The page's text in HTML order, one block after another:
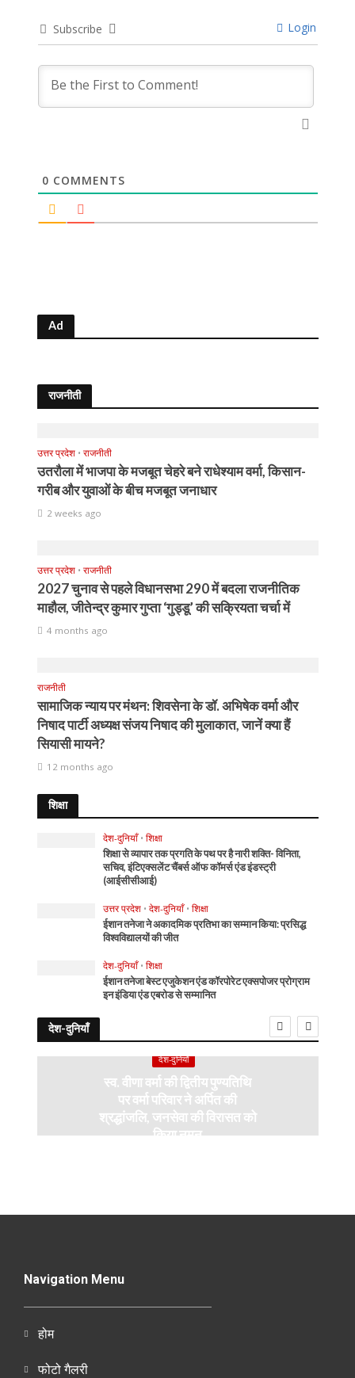
Subscribe Login
0 COMMENTS
Ad
राजनीती
उत्तर प्रदेश • राजनीती
उतरौला में भाजपा के मजबूत चेहरे बने राधेश्याम वर्मा, किसान-
गरीब और युवाओं के बीच मजबूत जनाधार
2 weeks ago
उत्तर प्रदेश • राजनीती
2027 चुनाव से पहले विधानसभा 290 में बदला राजनीतिक
माहौल, जीतेन्द्र कुमार गुप्ता ‘गुड्डू’ की सक्रियता चर्चा में
4 months ago
राजनीती
सामाजिक न्याय पर मंथन: शिवसेना के डॉ. अभिषेक वर्मा और
निषाद पार्टी अध्यक्ष संजय निषाद की मुलाकात, जानें क्या हैं
सियासी मायने?
12 months ago
शिक्षा
देश-दुनियाँ • शिक्षा
शिक्षा से व्यापार तक प्रगति के पथ पर है नारी शक्ति- विनिता,
सचिव, इंटिएक्सलेंट चैंबर्स ऑफ कॉमर्स एंड इंडस्ट्री
(आईसीसीआई)
उत्तर प्रदेश • देश-दुनियाँ • शिक्षा
ईशान तनेजा ने अकादमिक प्रतिभा का सम्मान किया: प्रसिद्ध
विश्वविद्यालयों की जीत
देश-दुनियाँ • शिक्षा
ईशान तनेजा बेस्ट एजुकेशन एंड कॉरपोरेट एक्सपोजर प्रोग्राम
इन इंडिया एंड एबरोड से सम्मानित
देश-दुनियाँ
देश-दुनियाँ
स्व. वीणा वर्मा की द्वितीय पुण्यतिथि
पर वर्मा परिवार ने अर्पित की
श्रद्धांजलि, जनसेवा की विरासत को
किया नमन
Navigation Menu
होम
फोटो गैलरी